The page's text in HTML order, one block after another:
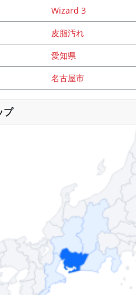
Wizard 3
皮脂汚れ
愛知県
名古屋市
プ